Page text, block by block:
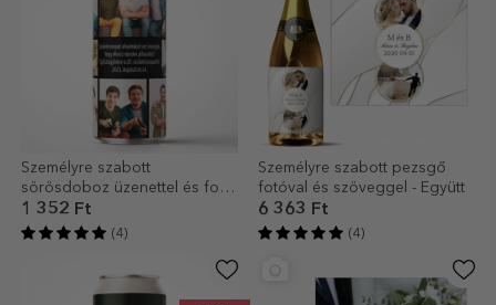
Személyre szabott
sörösdoboz üzenettel és fotó
kollázzsal
1 352 Ft
(4)
Személyre szabott pezsgő
fotóval és szöveggel - Együtt
6 363 Ft
(4)